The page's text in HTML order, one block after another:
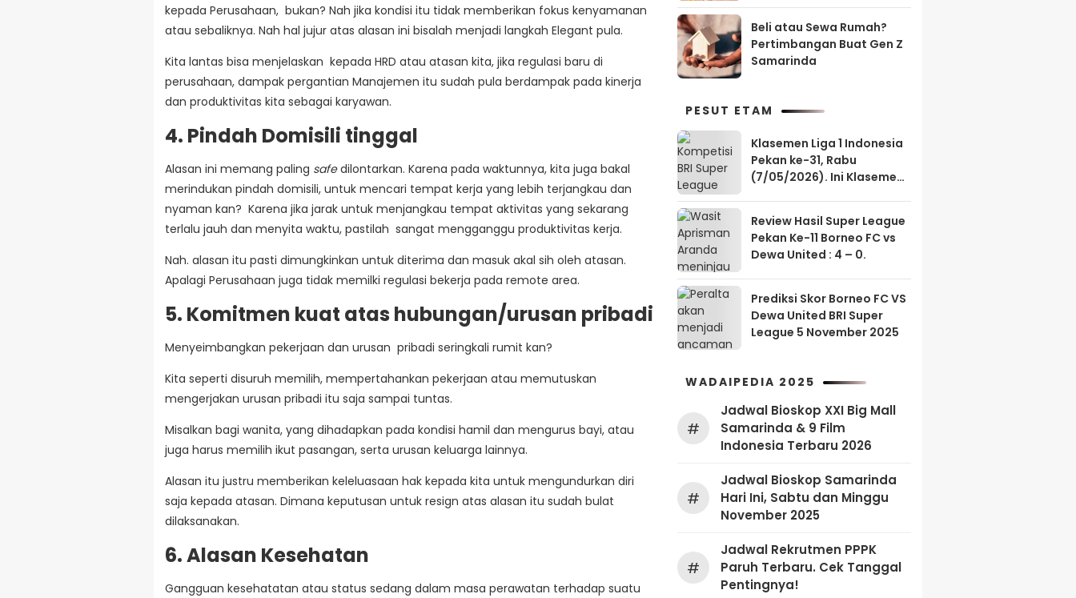
kepada Perusahaan, bukan? Nah jika kondisi itu tidak memberikan fokus kenyamanan
atau sebaliknya. Nah hal jujur atas alasan ini bisalah menjadi langkah Elegant pula.
Kita lantas bisa menjelaskan kepada HRD atau atasan kita, jika regulasi baru di
perusahaan, dampak pergantian Manajemen itu sudah pula berdampak pada kinerja
dan produktivitas kita sebagai karyawan.
4. Pindah Domisili tinggal
Alasan ini memang paling safedilontarkan. Karena pada waktunnya, kita juga bakal
merindukan pindah domisili, untuk mencari tempat kerja yang lebih terjangkau dan
nyaman kan? Karena jika jarak untuk menjangkau tempat aktivitas yang sekarang
terlalu jauh dan menyita waktu, pastilah sangat mengganggu produktivitas kerja.
Nah. alasan itu pasti dimungkinkan untuk diterima dan masuk akal sih oleh atasan.
Apalagi Perusahaan juga tidak memilki regulasi bekerja pada remote area.
5. Komitmen kuat atas hubungan/urusan pribadi
Menyeimbangkan pekerjaan dan urusan pribadi seringkali rumit kan?
Kita seperti disuruh memilih, mempertahankan pekerjaan atau memutuskan
mengerjakan urusan pribadi itu saja sampai tuntas.
Misalkan bagi wanita, yang dihadapkan pada kondisi hamil dan mengurus bayi, atau
juga harus memilih ikut pasangan, serta urusan keluarga lainnya.
Alasan itu justru memberikan keleluasaan hak kepada kita untuk mengundurkan diri
saja kepada atasan. Dimana keputusan untuk resign atas alasan itu sudah bulat
dilaksanakan.
6. Alasan Kesehatan
Gangguan kesehatatan atau status sedang dalam masa perawatan terhadap suatu
Beli atau Sewa Rumah?
Pertimbangan Buat Gen Z
Samarinda
PESUT ETAM
Klasemen Liga 1 Indonesia
Pekan ke-31, Rabu
(7/05/2026). Ini Klasemen
Review Hasil Super League
Pekan Ke-11 Borneo FC vs
Dewa United : 4 – 0.
Prediksi Skor Borneo FC VS
Dewa United BRI Super
League 5 November 2025
WADAIPEDIA 2025
#
Jadwal Bioskop XXI Big Mall
Samarinda & 9 Film
Indonesia Terbaru 2026
#
Jadwal Bioskop Samarinda
Hari Ini, Sabtu dan Minggu
November 2025
#
Jadwal Rekrutmen PPPK
Paruh Terbaru. Cek Tanggal
Pentingnya!